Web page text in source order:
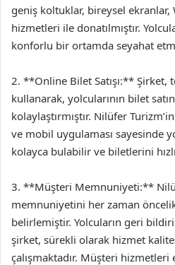
geniş koltuklar, bireysel ekranlar,
hizmetleri ile donatılmıştır.
konforlu bir ortamda seyahat
2. **Online Bilet Satışı:**
kullanarak, yolcularının bilet
kolaylaştırmıştır. Nilüfer
ve mobil uygulaması sayesinde
kolayca bulabilir ve biletlerini
3. **Müşteri Memnuniyeti:**
memnuniyetini her zaman
belirlemiştir. Yolcuların geri
şirket, sürekli olarak hizmet
çalışmaktadır. Müşteri